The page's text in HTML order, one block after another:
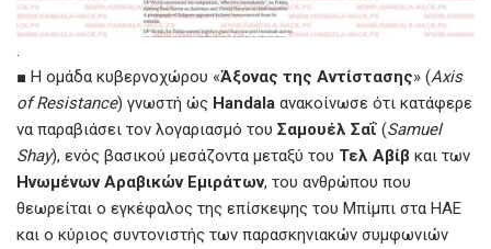
.
■ Η ομάδα κυβερνοχώρου «Άξονας της Αντίστασης» (Axis
of Resistance) γνωστή ώς Handala ανακοίνωσε ότι κατάφερε
να παραβιάσει τον λογαριασμό του Σαμουέλ Σαΐ (Samuel
Shay), ενός βασικού μεσάζοντα μεταξύ του Τελ Αβίβ και των
Ηνωμένων Αραβικών Εμιράτων, του ανθρώπου που
θεωρείται ο εγκέφαλος της επίσκεψης του Μπίμπι στα ΗΑΕ
και ο κύριος συντονιστής των παρασκηνιακών συμφωνιών